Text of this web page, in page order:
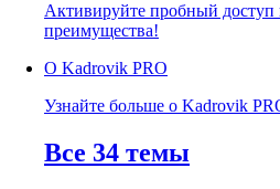
Активируйте пробный доступ
преимущества!
О Kadrovik PRO
Узнайте больше о Kadrovik
Все 34 темы